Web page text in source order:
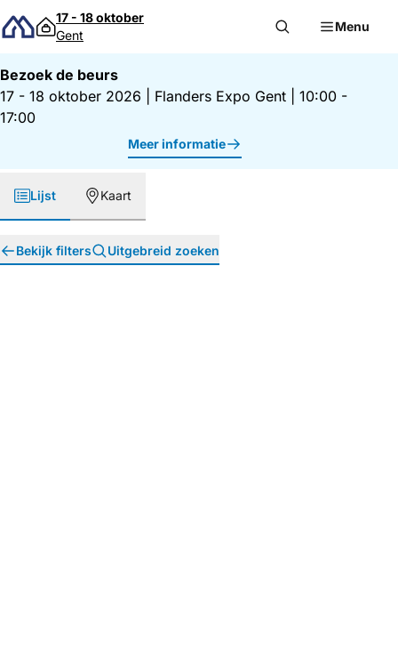
Direct naar inhoud
17 - 18 oktober
Gent
Menu
Bezoek de beurs
17 - 18 oktober 2026
Flanders Expo Gent
10:00 -
17:00
Meer informatie
Lijst Kaart
Bekijk filters Uitgebreid zoeken